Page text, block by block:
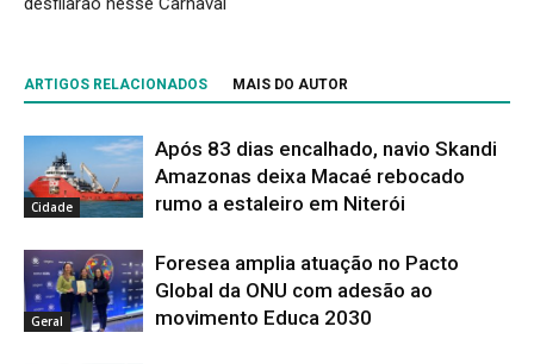
ARTIGOS RELACIONADOS MAIS DO AUTOR
Cidade
Após 83 dias encalhado, navio Skandi
Amazonas deixa Macaé rebocado
rumo a estaleiro em Niterói
Geral
Foresea amplia atuação no Pacto
Global da ONU com adesão ao
movimento Educa 2030